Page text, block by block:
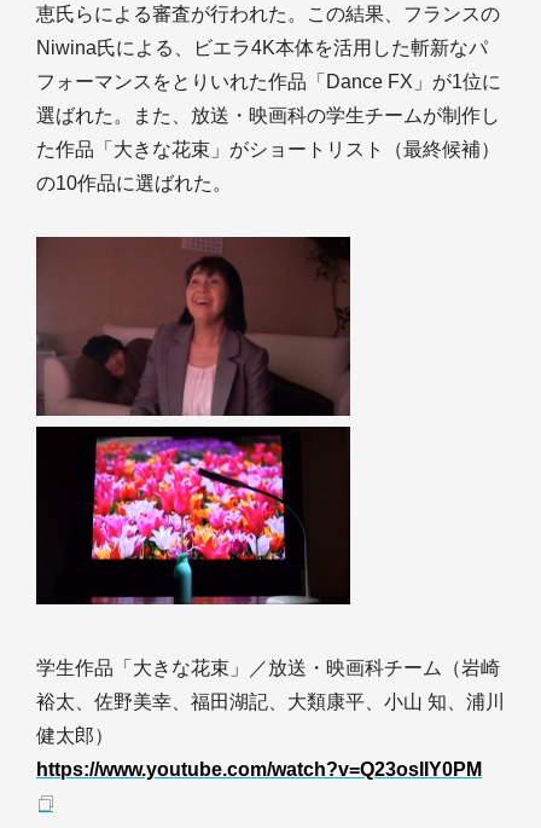
恵氏らによる審査が行われた。この結果、フランスの
Niwina氏による、ビエラ4K本体を活用した斬新なパ
フォーマンスをとりいれた作品「Dance FX」が1位に
選ばれた。また、放送・映画科の学生チームが制作し
た作品「大きな花束」がショートリスト（最終候補）
の10作品に選ばれた。
学生作品「大きな花束」／放送・映画科チーム（岩崎
裕太、佐野美幸、福田湖記、大類康平、小山 知、浦川
健太郎）
https://www.youtube.com/watch?v=Q23osIIY0PM